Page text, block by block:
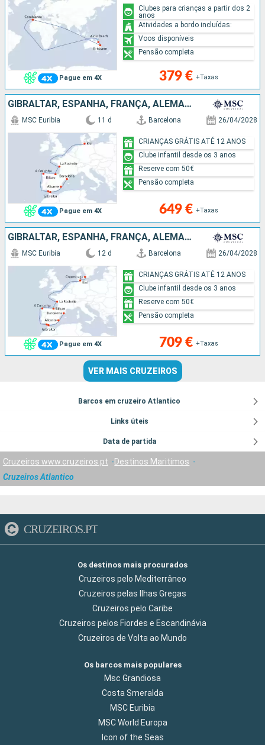
Pague em 4X 379 € +Taxas
Clubes para crianças a partir dos 2
anos
Atividades a bordo incluídas:
Voos disponíveis
Pensão completa
GIBRALTAR, ESPANHA, FRANÇA, ALEMANHA
Pague em 4X
MSC Euribia 11 d Barcelona 26/04/2028
649 € +Taxas
CRIANÇAS GRÁTIS ATÉ 12 ANOS
Clube infantil desde os 3 anos
Reserve com 50€
Pensão completa
GIBRALTAR, ESPANHA, FRANÇA, ALEMANHA, DINAMARCA
Pague em 4X
MSC Euribia 12 d Barcelona 26/04/2028
709 € +Taxas
CRIANÇAS GRÁTIS ATÉ 12 ANOS
Clube infantil desde os 3 anos
Reserve com 50€
Pensão completa
VER MAIS CRUZEIROS
Barcos em cruzeiro Atlantico
Links úteis
Data de partida
Cruzeiros www.cruzeiros.pt
Destinos Maritimos
Cruzeiros Atlantico
CRUZEIROS.PT
Os destinos mais procurados
Cruzeiros pelo Mediterrâneo
Cruzeiros pelas Ilhas Gregas
Cruzeiros pelo Caribe
Cruzeiros pelos Fiordes e Escandinávia
Cruzeiros de Volta ao Mundo
Os barcos mais populares
Msc Grandiosa
Costa Smeralda
MSC Euribia
MSC World Europa
Icon of the Seas